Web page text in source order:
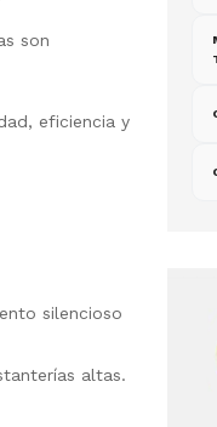
son
eficiencia y
silencioso
altas.